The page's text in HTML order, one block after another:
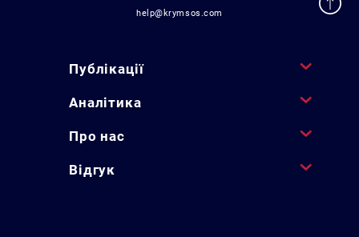
help@krymsos.com
Публікації
Аналітика
Про нас
Відгук